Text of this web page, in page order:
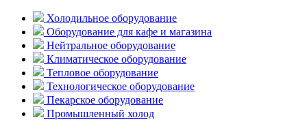
Холодильное оборудование
Оборудование для кафе и магазина
Нейтральное оборудование
Климатическое оборудование
Тепловое оборудование
Технологическое оборудование
Пекарское оборудование
Промышленный холод